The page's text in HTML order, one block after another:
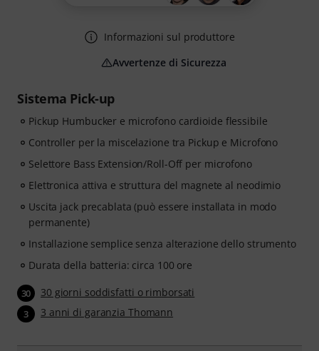
Sistema Pick-up
Pickup Humbucker e microfono cardioide flessibile
Controller per la miscelazione tra Pickup e Microfono
Selettore Bass Extension/Roll-Off per microfono
Elettronica attiva e struttura del magnete al neodimio
Uscita jack precablata (può essere installata in modo
permanente)
Installazione semplice senza alterazione dello strumento
Durata della batteria: circa 100 ore
30 30 giorni soddisfatti o rimborsati
3 3 anni di garanzia Thomann
Informazioni sul produttore
Avvertenze di Sicurezza